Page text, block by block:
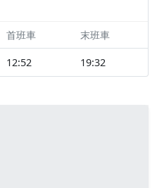
首班車 末班車
12:52 19:32